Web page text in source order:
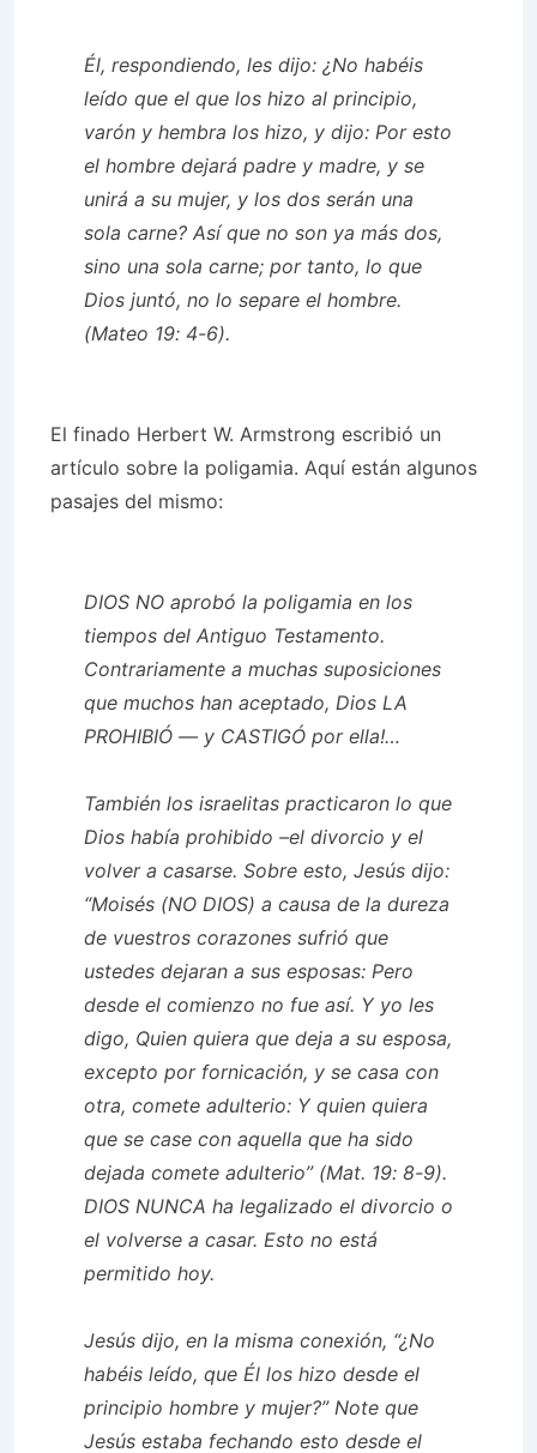
Él, respondiendo, les dijo: ¿No habéis
leído que el que los hizo al principio,
varón y hembra los hizo, y dijo: Por esto
el hombre dejará padre y madre, y se
unirá a su mujer, y los dos serán una
sola carne? Así que no son ya más dos,
sino una sola carne; por tanto, lo que
Dios juntó, no lo separe el hombre.
(Mateo 19: 4-6).
El finado Herbert W. Armstrong escribió un
artículo sobre la poligamia. Aquí están algunos
pasajes del mismo:
DIOS NO aprobó la poligamia en los
tiempos del Antiguo Testamento.
Contrariamente a muchas suposiciones
que muchos han aceptado, Dios LA
PROHIBIÓ — y CASTIGÓ por ella!…
También los israelitas practicaron lo que
Dios había prohibido –el divorcio y el
volver a casarse. Sobre esto, Jesús dijo:
“Moisés (NO DIOS) a causa de la dureza
de vuestros corazones sufrió que
ustedes dejaran a sus esposas: Pero
desde el comienzo no fue así. Y yo les
digo, Quien quiera que deja a su esposa,
excepto por fornicación, y se casa con
otra, comete adulterio: Y quien quiera
que se case con aquella que ha sido
dejada comete adulterio” (Mat. 19: 8-9).
DIOS NUNCA ha legalizado el divorcio o
el volverse a casar. Esto no está
permitido hoy.
Jesús dijo, en la misma conexión, “¿No
habéis leído, que Él los hizo desde el
principio hombre y mujer?” Note que
Jesús estaba fechando esto desde el